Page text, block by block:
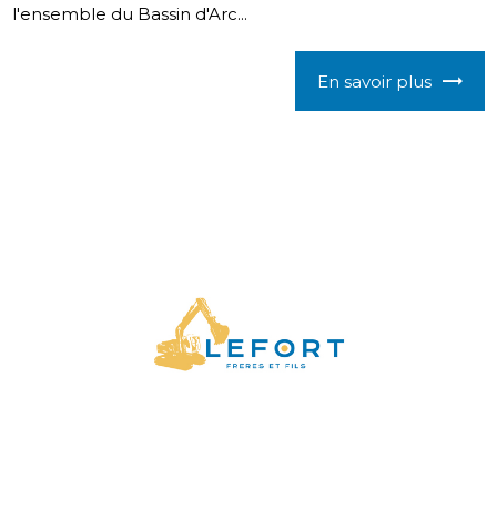
l'ensemble du Bassin d'Arc...
En savoir plus